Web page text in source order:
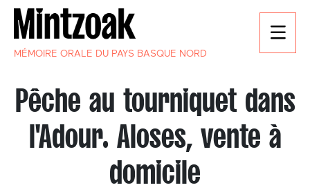
MÉMOIRE ORALE DU PAYS BASQUE NORD
Pêche au tourniquet dans
l'Adour. Aloses, vente à
domicile